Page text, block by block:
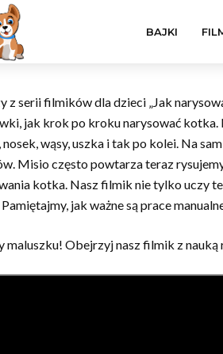
BAJKI
z serii filmików dla dzieci „Jak
jak krok po kroku narysować
nosek, wąsy, uszka i tak po kolei. Na
Misio często powtarza teraz
kotka. Nasz filmik nie tylko uczy
jak ważne są prace
maluszku! Obejrzyj nasz filmik z